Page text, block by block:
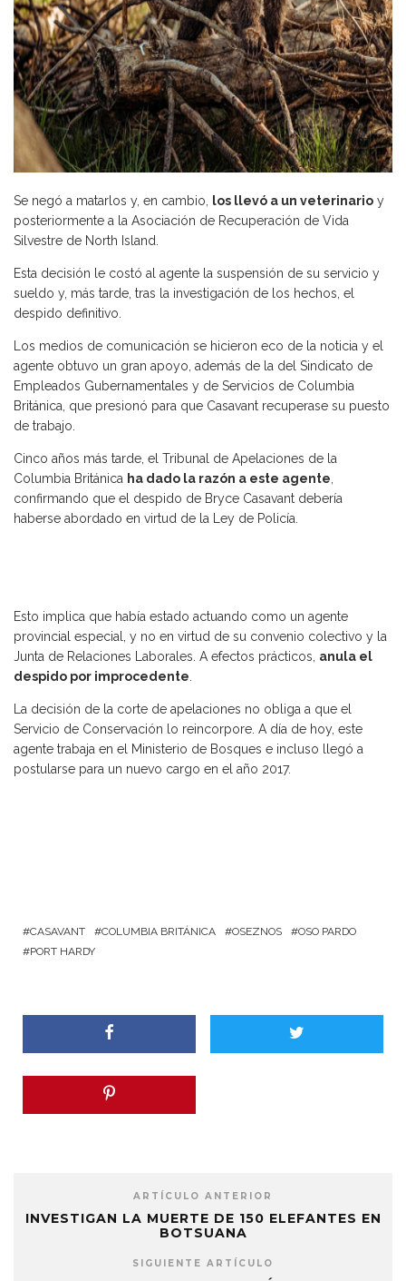
Se negó a matarlos y, en cambio, los llevó a un veterinario y
posteriormente a la Asociación de Recuperación de Vida
Silvestre de North Island.
Esta decisión le costó al agente la suspensión de su servicio y
sueldo y, más tarde, tras la investigación de los hechos, el
despido definitivo.
Los medios de comunicación se hicieron eco de la noticia y el
agente obtuvo un gran apoyo, además de la del Sindicato de
Empleados Gubernamentales y de Servicios de Columbia
Británica, que presionó para que Casavant recuperase su puesto
de trabajo.
Cinco años más tarde, el Tribunal de Apelaciones de la
Columbia Británica ha dado la razón a este agente
confirmando que el despido de Bryce Casavant debería
haberse abordado en virtud de la Ley de Policía.
Esto implica que había estado actuando como un agente
provincial especial, y no en virtud de su convenio colectivo y la
Junta de Relaciones Laborales. A efectos prácticos, anula el
despido por improcedente
La decisión de la corte de apelaciones no obliga a que el
Servicio de Conservación lo reincorpore. A día de hoy, este
agente trabaja en el Ministerio de Bosques e incluso llegó a
postularse para un nuevo cargo en el año 2017.
CASAVANT COLUMBIA BRITÁNICA OSEZNOS
OSO PARDO
PORT HARDY
ARTÍCULO ANTERIOR
INVESTIGAN LA MUERTE DE 150 ELEFANTES EN
BOTSUANA
SIGUIENTE ARTÍCULO